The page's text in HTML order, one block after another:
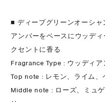
■ ディープグリーンオーシャ
アンバーをベースにウッデ
クセントに香る
Fragrance Type : ウッディア
Top note : レモン、ライム、
Middle note : ローズ、ミュ